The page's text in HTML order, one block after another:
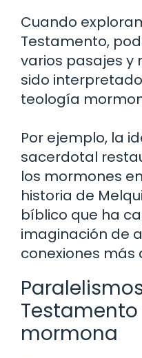
Cuando
Testamento,
varios pasajes y
sido
teología
Por ejemplo, la
sacerdotal
los mormones
historia de
bíblico que ha
imaginación de
conexiones más
Testamento
mormona